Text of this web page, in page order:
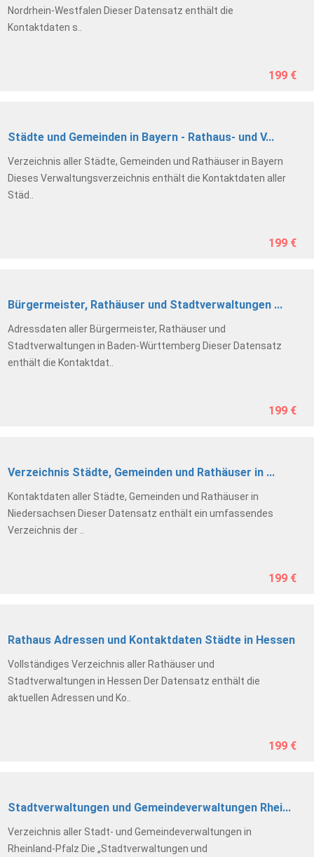
Nordrhein-Westfalen Dieser Datensatz enthält die
Kontaktdaten s..
199 €
Städte und Gemeinden in Bayern - Rathaus- und V...
Verzeichnis aller Städte, Gemeinden und Rathäuser in Bayern
Dieses Verwaltungsverzeichnis enthält die Kontaktdaten aller
Städ..
199 €
Bürgermeister, Rathäuser und Stadtverwaltungen ...
Adressdaten aller Bürgermeister, Rathäuser und
Stadtverwaltungen in Baden-Württemberg Dieser Datensatz
enthält die Kontaktdat..
199 €
Verzeichnis Städte, Gemeinden und Rathäuser in ...
Kontaktdaten aller Städte, Gemeinden und Rathäuser in
Niedersachsen Dieser Datensatz enthält ein umfassendes
Verzeichnis der ..
199 €
Rathaus Adressen und Kontaktdaten Städte in Hessen
Vollständiges Verzeichnis aller Rathäuser und
Stadtverwaltungen in Hessen Der Datensatz enthält die
aktuellen Adressen und Ko..
199 €
Stadtverwaltungen und Gemeindeverwaltungen Rhei...
Verzeichnis aller Stadt- und Gemeindeverwaltungen in
Rheinland-Pfalz Die „Stadtverwaltungen und